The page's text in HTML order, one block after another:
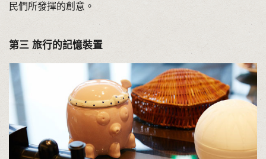
民們所發揮的創意。
第三 旅行的記憶裝置